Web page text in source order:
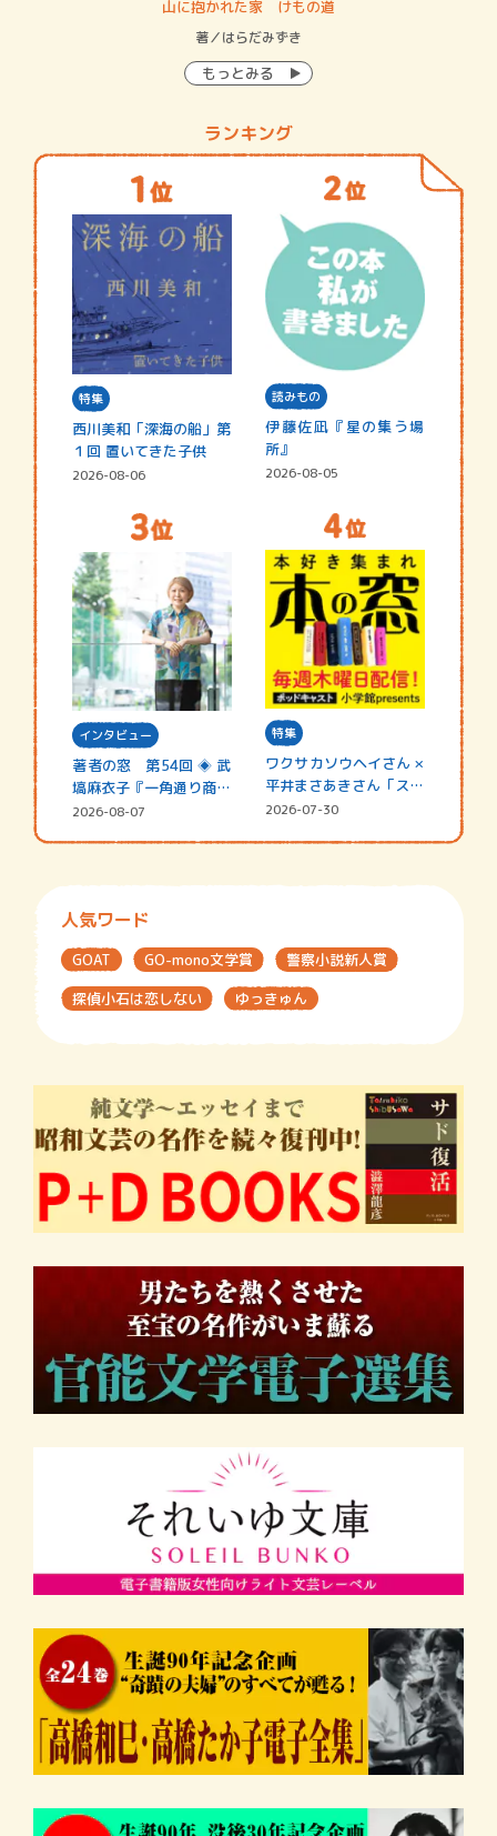
山に抱かれた家 けもの道
著／はらだみずき
もっとみる
ランキング
特集
西川美和「深海の船」第
１回 置いてきた子供
2026-08-06
読みもの
伊藤佐凪『星の集う場
所』
2026-08-05
インタビュー
著者の窓 第54回 ◈ 武
塙麻衣子『一角通り商店
街の…
2026-08-07
特集
ワクサカソウヘイさん ×
平井まさあきさん「スペ
シャ…
2026-07-30
人気ワード
GOAT GO-mono文学賞
警察小説新人賞
探偵小石は恋しない
ゆっきゅん